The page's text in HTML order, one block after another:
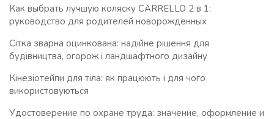
Как выбрать лучшую коляску CARRELLO 2 в 1:
руководство для родителей новорожденных
Сітка зварна оцинкована: надійне рішення для
будівництва, огорож і ландшафтного дизайну
Кінезіотейпи для тіла: як працюють і для чого
використовуються
Удостоверение по охране труда: значение, оформление и